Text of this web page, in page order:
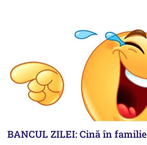
BANCUL ZILEI: Cină în familie